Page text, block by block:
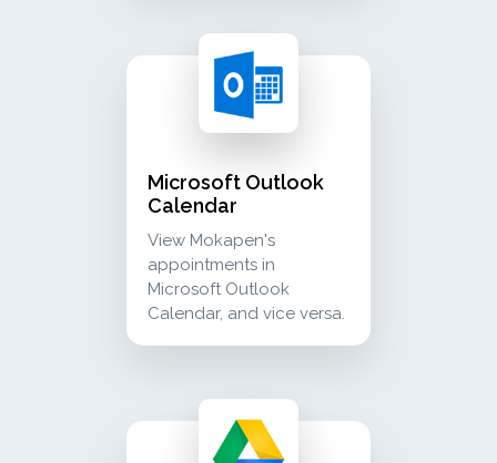
microsoft outlook calendar view mokapen's
calendar
Microsoft Outlook
Calendar
View Mokapen's
appointments in
Microsoft Outlook
Calendar, and vice versa.
google drive compartilhe seus arquivos do
cloud_storage